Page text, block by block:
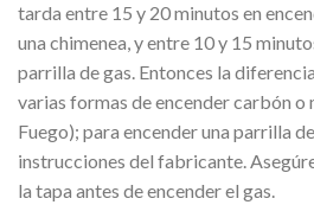
tarda entre 15 y 20 minutos en
una chimenea, y entre 10 y 15
parrilla de gas. Entonces la
varias formas de encender carbón
Fuego); para encender una parrilla
instrucciones del fabricante.
la tapa antes de encender el gas.